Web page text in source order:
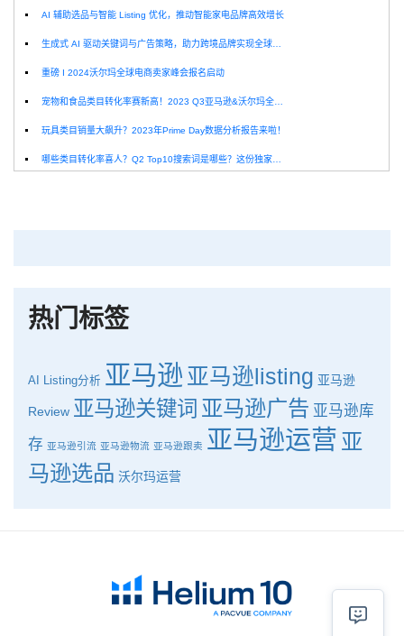
AI 辅助选品与智能 Listing 优化，推动智能家电品牌高效增长
生成式 AI 驱动关键词与广告策略，助力跨境品牌实现全球增长突破
重磅 I 2024沃尔玛全球电商卖家峰会报名启动
宠物和食品类目转化率赛新高！2023 Q3亚马逊&沃尔玛全球电商CPC数据发布！
玩具类目销量大飙升？2023年Prime Day数据分析报告来啦！
哪些类目转化率喜人？Q2 Top10搜索词是哪些？这份独家报告来解答！
热门标签
AI Listing分析 亚马逊 亚马逊listing 亚马逊
Review 亚马逊关键词 亚马逊广告 亚马逊库
存 亚马逊引流 亚马逊物流 亚马逊跟卖 亚马逊运营 亚
马逊选品 沃尔玛运营